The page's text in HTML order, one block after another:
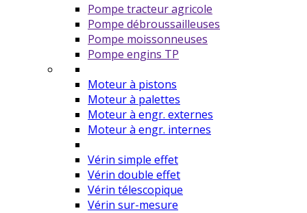
Pompe tracteur agricole
Pompe débroussailleuses
Pompe moissonneuses
Pompe engins TP
Moteur à pistons
Moteur à palettes
Moteur à engr. externes
Moteur à engr. internes
Vérin simple effet
Vérin double effet
Vérin télescopique
Vérin sur-mesure